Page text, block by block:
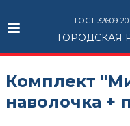
ГОСТ 32609-
ГОРОДСКАЯ
Комплект
наволочка +